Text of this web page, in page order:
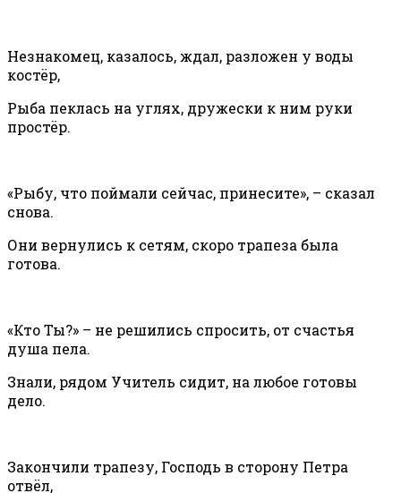
Незнакомец, казалось, ждал, разложен у воды
костёр,
Рыба пеклась на углях, дружески к ним руки
простёр.
«Рыбу, что поймали сейчас, принесите», – сказал
снова.
Они вернулись к сетям, скоро трапеза была
готова.
«Кто Ты?» – не решились спросить, от счастья
душа пела.
Знали, рядом Учитель сидит, на любое готовы
дело.
Закончили трапезу, Господь в сторону Петра
отвёл,